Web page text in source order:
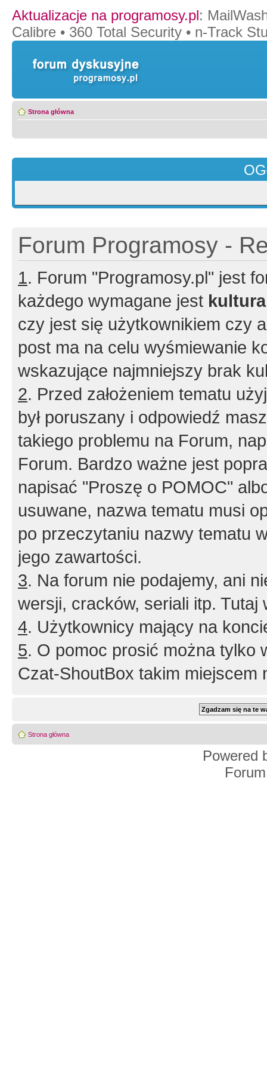
Aktualizacje na programosy.pl:
Calibre • 360 Total Security • n-Track
Strona główna
Forum Programosy -
1. Forum "Programosy.pl" jest
każdego wymagane jest
czy jest się użytkownikiem czy
post ma na celu wyśmiewanie
wskazujące najmniejszy brak
2. Przed założeniem tematu
był poruszany i odpowiedź
takiego problemu na Forum,
Forum. Bardzo ważne jest
napisać "Proszę o POMOC"
usuwane, nazwa tematu musi
po przeczytaniu nazwy tematu
jego zawartości.
3. Na forum nie podajemy, ani
wersji, cracków, seriali itp. Tutaj
4. Użytkownicy mający na
5. O pomoc prosić można tylko
Czat-ShoutBox takim miejscem
Strona główna
Powered